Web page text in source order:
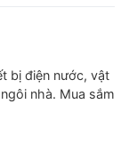
bị điện nước, vật
nhà. Mua sắm